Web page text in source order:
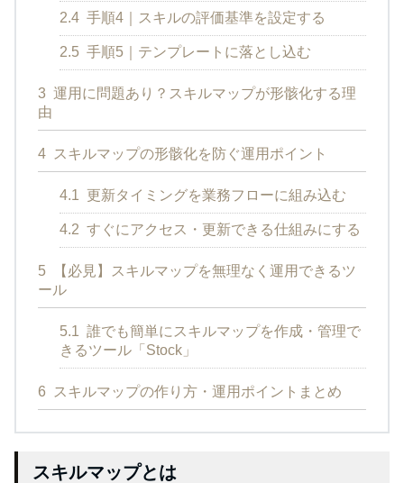
2.4 手順4｜スキルの評価基準を設定する
2.5 手順5｜テンプレートに落とし込む
3 運用に問題あり？スキルマップが形骸化する理
由
4 スキルマップの形骸化を防ぐ運用ポイント
4.1 更新タイミングを業務フローに組み込む
4.2 すぐにアクセス・更新できる仕組みにする
5
【必見】スキルマップを無理なく運用できるツ
ール
5.1 誰でも簡単にスキルマップを作成・管理で
きるツール「Stock」
6 スキルマップの作り方・運用ポイントまとめ
スキルマップとは